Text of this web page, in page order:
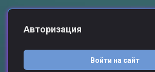
Авторизация
Войти на сайт